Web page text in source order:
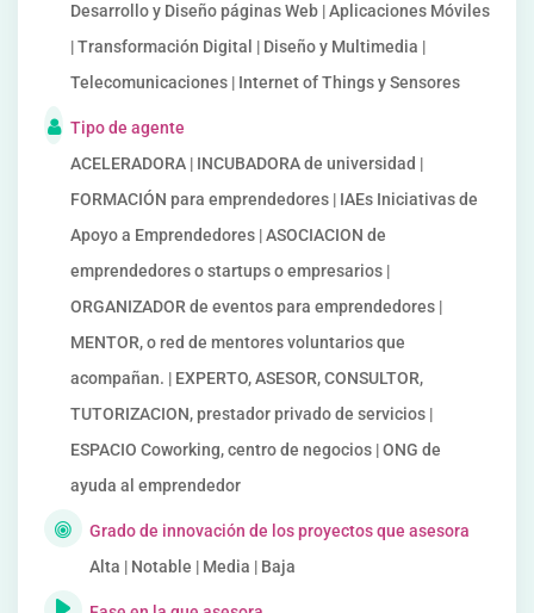
Desarrollo y Diseño páginas Web | Aplicaciones Móviles
| Transformación Digital | Diseño y Multimedia |
Telecomunicaciones | Internet of Things y Sensores
Tipo de agente
ACELERADORA | INCUBADORA de universidad |
FORMACIÓN para emprendedores | IAEs Iniciativas de
Apoyo a Emprendedores | ASOCIACION de
emprendedores o startups o empresarios |
ORGANIZADOR de eventos para emprendedores |
MENTOR, o red de mentores voluntarios que
acompañan. | EXPERTO, ASESOR, CONSULTOR,
TUTORIZACION, prestador privado de servicios |
ESPACIO Coworking, centro de negocios | ONG de
ayuda al emprendedor
Grado de innovación de los proyectos que asesora
Alta | Notable | Media | Baja